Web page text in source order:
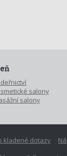
salony
salony
kladené dotazy